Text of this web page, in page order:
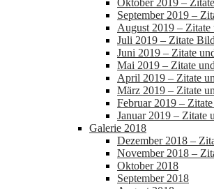
September 2019 –
August 2019 –
Juli 2019 – Zitate
Juni 2019 – Zitate
Mai 2019 – Zitate
April 2019 – Zitate
März 2019 – Zitate
Februar 2019 –
Januar 2019 – Zitate
Galerie 2018
Dezember 2018 –
November 2018 –
Oktober 2018
September 2018